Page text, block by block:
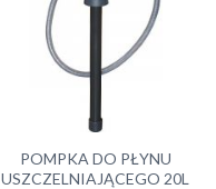
POMPKA DO PŁYNU
USZCZELNIAJĄCEGO 20L